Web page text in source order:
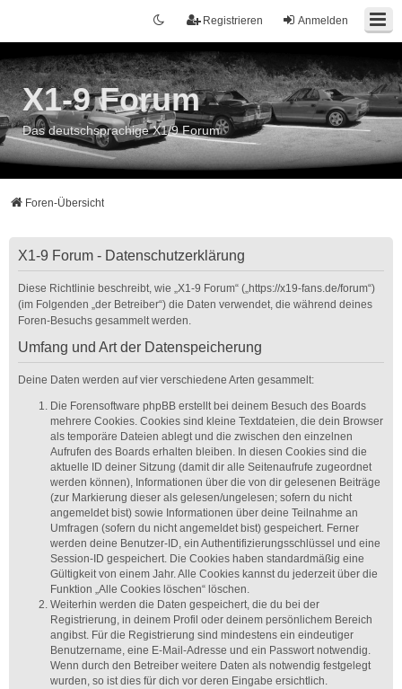
Anmelden
Registrieren
X1-9 Forum
Das deutschsprachige X1/9 Forum
Foren-Übersicht
X1-9 Forum - Datenschutzerklärung
Diese Richtlinie beschreibt, wie „X1-9 Forum“ („https://x19-fans.de/forum“)
(im Folgenden „der Betreiber“) die Daten verwendet, die während deines
Foren-Besuchs gesammelt werden.
Umfang und Art der Datenspeicherung
Deine Daten werden auf vier verschiedene Arten gesammelt:
Die Forensoftware phpBB erstellt bei deinem Besuch des Boards
mehrere Cookies. Cookies sind kleine Textdateien, die dein Browser
als temporäre Dateien ablegt und die zwischen den einzelnen
Aufrufen des Boards erhalten bleiben. In diesen Cookies sind die
aktuelle ID deiner Sitzung (damit dir alle Seitenaufrufe zugeordnet
werden können), Informationen über die von dir gelesenen Beiträge
(zur Markierung dieser als gelesen/ungelesen; sofern du nicht
angemeldet bist) sowie Informationen über deine Teilnahme an
Umfragen (sofern du nicht angemeldet bist) gespeichert. Ferner
werden deine Benutzer-ID, ein Authentifizierungsschlüssel und eine
Session-ID gespeichert. Die Cookies haben standardmäßig eine
Gültigkeit von einem Jahr. Alle Cookies kannst du jederzeit über die
Funktion „Alle Cookies löschen“ löschen.
Weiterhin werden die Daten gespeichert, die du bei der
Registrierung, in deinem Profil oder deinem persönlichem Bereich
angibst. Für die Registrierung sind mindestens ein eindeutiger
Benutzername, eine E-Mail-Adresse und ein Passwort notwendig.
Wenn durch den Betreiber weitere Daten als notwendig festgelegt
wurden, so ist dies für dich vor deren Eingabe ersichtlich.